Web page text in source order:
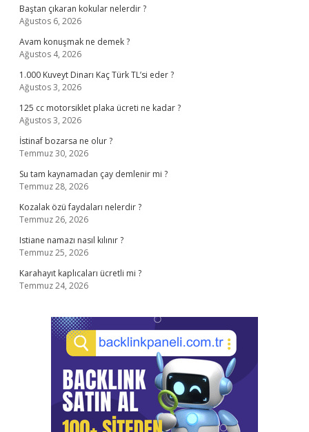
Baştan çıkaran kokular nelerdir ?
Ağustos 6, 2026
Avam konuşmak ne demek ?
Ağustos 4, 2026
1.000 Kuveyt Dinarı Kaç Türk TL’si eder ?
Ağustos 3, 2026
125 cc motorsiklet plaka ücreti ne kadar ?
Ağustos 3, 2026
İstinaf bozarsa ne olur ?
Temmuz 30, 2026
Su tam kaynamadan çay demlenir mi ?
Temmuz 28, 2026
Kozalak özü faydaları nelerdir ?
Temmuz 26, 2026
Istiane namazı nasıl kılınır ?
Temmuz 25, 2026
Karahayıt kaplıcaları ücretli mi ?
Temmuz 24, 2026